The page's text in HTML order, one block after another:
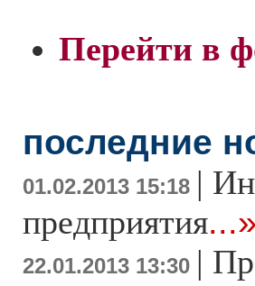
Перейти в
последние
01.02.2013 15:18 |
предприятия...»
22.01.2013 13:30 |